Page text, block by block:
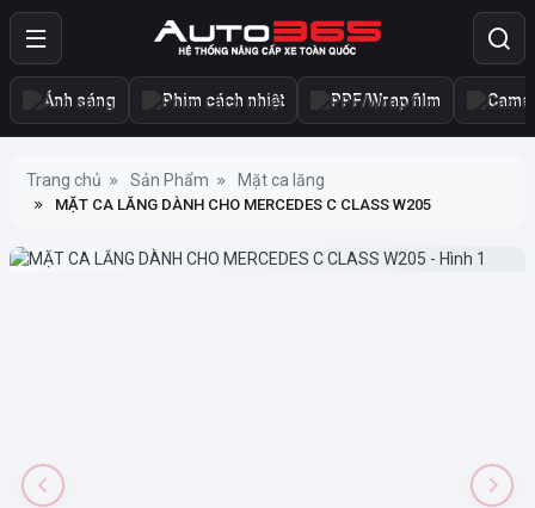
Ánh sáng Phim cách nhiệt PPF/Wrap film
Trang chủ Sản Phẩm Mặt ca lăng
MẶT CA LĂNG DÀNH CHO MERCEDES C CLASS W205